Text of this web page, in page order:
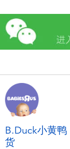
益智学习
户外及运
模仿，化
毛绒公仔
B.Duck小黄
货